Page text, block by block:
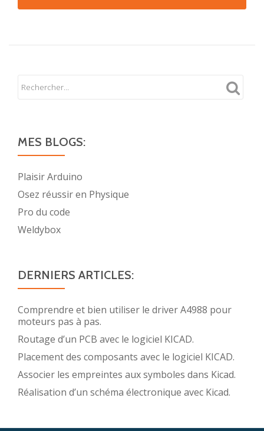
MES BLOGS:
Plaisir Arduino
Osez réussir en Physique
Pro du code
Weldybox
DERNIERS ARTICLES:
Comprendre et bien utiliser le driver A4988 pour
moteurs pas à pas.
Routage d’un PCB avec le logiciel KICAD.
Placement des composants avec le logiciel KICAD.
Associer les empreintes aux symboles dans Kicad.
Réalisation d’un schéma électronique avec Kicad.